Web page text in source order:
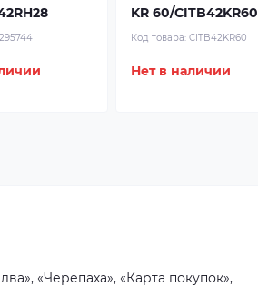
295744
KR 60/CITB42KR60
Код товара:CITB42KR60
Нет в наличии
«Черепаха», «Карта покупок»,